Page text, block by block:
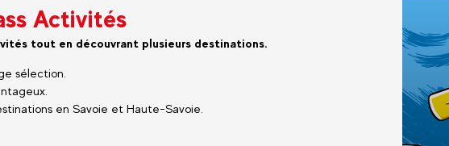
Activités
tout en découvrant plusieurs destinations.
sélection.
en Savoie et Haute-Savoie.